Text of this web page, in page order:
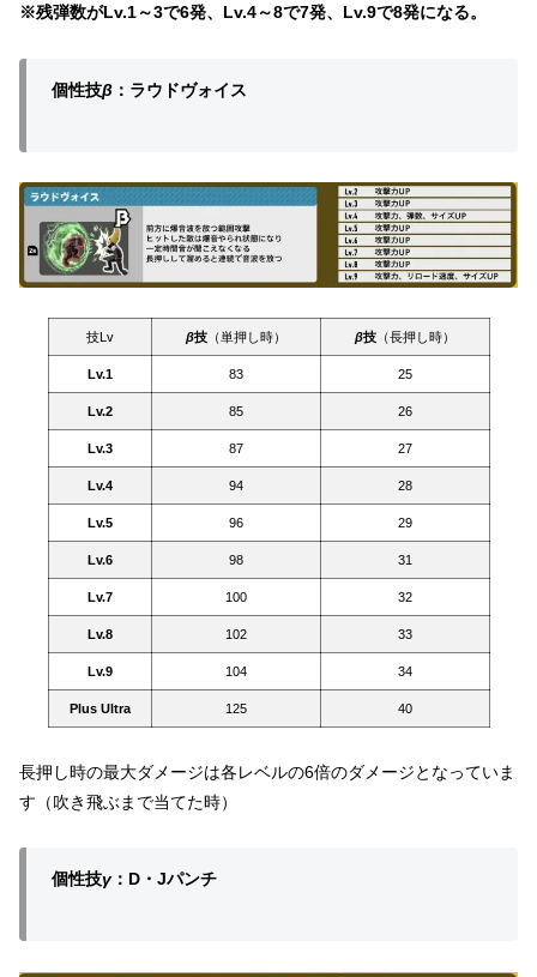
※残弾数がLv.1～3で6発、Lv.4～8で7発、Lv.9で8発になる。
個性技β ：ラウドヴォイス
技Lv β技（単押し時） β技（長押し時）
Lv.1 83 25
Lv.2 85 26
Lv.3 87 27
Lv.4 94 28
Lv.5 96 29
Lv.6 98 31
Lv.7 100 32
Lv.8 102 33
Lv.9 104 34
Plus Ultra 125 40
長押し時の最大ダメージは各レベルの6倍のダメージとなっていま
す（吹き飛ぶまで当てた時）
個性技γ：D・Jパンチ